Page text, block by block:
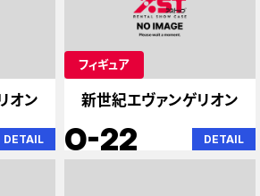
オン
DETAIL
フィギュア
新世紀エヴァンゲリオン
O-22 DETAIL